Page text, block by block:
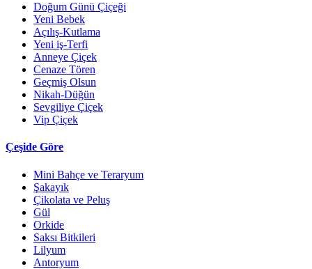
Doğum Günü Çiçeği
Yeni Bebek
Açılış-Kutlama
Yeni iş-Terfi
Anneye Çiçek
Cenaze Tören
Geçmiş Olsun
Nikah-Düğün
Sevgiliye Çiçek
Vip Çiçek
Çeşide Göre
Mini Bahçe ve Teraryum
Şakayık
Çikolata ve Peluş
Gül
Orkide
Saksı Bitkileri
Lilyum
Antoryum